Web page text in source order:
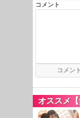
コメント
オススメ